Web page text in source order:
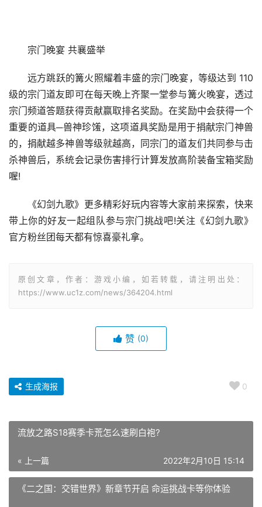
宗门晚宴 共襄盛举
远方跳跃的篝火照耀着丰盛的宗门晚宴，等级达到 110
级的宗门道友即可在每天晚上齐聚一堂参与篝火晚宴，透过
宗门频道答题获得贡献赢取排名奖励。在奖励中会获得一个
重要的道具─兽神珍馐，这项道具奖励是用于捐献宗门神兽
的，捐献越多神兽等级就越高，同宗门的道友们共同参与击
杀神兽后，系统会记录伤害排行计算发放高阶装备宝箱奖励
喔!
《幻剑九歌》更多精彩好玩内容等大家前来探索，快来
带上你的好友一起组队参与宗门挑战吧!关注《幻剑九歌》
官方粉丝团每天都有惊喜豪礼拿。
原创文章，作者：游戏小编，如若转载，请注明出处：
https://www.uc1z.com/news/364204.html
赞 (0)
0
生成海报
流放之路S18赛季卡荒怎么速刷白袍?
« 上一篇 2022年2月10日 15:14
《二之国：交错世界》新章节开启 命运挑战卡等你体验